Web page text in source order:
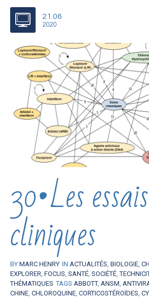
21.06
2020
30•Les essais
cliniques
BY MARC HENRY IN ACTUALITÉS, BIOLOGIE,
EXPLORER, FOCUS, SANTÉ, SOCIÉTÉ,
THÉMATIQUES TAGS ABBOTT, ANSM,
CHINE, CHLOROQUINE, CORTICOSTÉROÏDES,